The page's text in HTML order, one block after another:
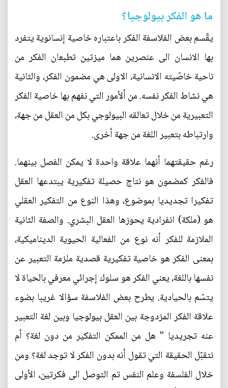
ما هو الفكر بيولوجيا؟
يقّسم بعض الفلاسفة الفكر باعتباره خاصية إنسانوية يتفرد
بها الانسان الى عنصرين هما ميزتين تطبعان الفكر من
ناحية خاصّيته الانسانية، الاولى هي مضمون الفكر، والثانية
هي نشاط الفكر نفسه. من ألأمور التي نفهم بها خاصية الفكر
التعبيرية من خلال تعالقه البيولوجي بكل من العقل من جهة،
وارتباطه بتعبير اللغة من جهة أخرى.
رغم حقيقتهما أنهما علاقة واحدة لا يمكن الفصل بينهما.
فالفكر كمضمون هو نتاج حصيلة تفكيرية يبتدعها العقل
تفكيرا تجديديا بموضوع، وهذا النوع من التفكير العقلي
هو (ملكة) انفرادية يحوزها العقل البشري. والصفة الثانية
الملازمة للفكر أنه نوع من الفعالية الحيوية الديناميكية،
بمعنى الفكر هو خاصية تفكيرية قصدية ملزمة التعبير عن
نفسها باللغة، يعني الفكر هو سلوك إجرائي معرفي بالحياة لا
يتسّم بالحيادية. يطرح بعض الفلاسفة سؤالا غريبا بضوء
علاقة الفكر المزدوجة بين العقل بيولوجيا وبين لغة التعبير
عنه تجريديا " هل من الممكن التفكير من دون لغة؟ أم
نتقبّل الحقيقة التي تقول أنه بدون الفكر لا توجد لغة؟ ومن
خلال الفلسفة وعلم النفس تم التوصل الى فكرتين، الأولى